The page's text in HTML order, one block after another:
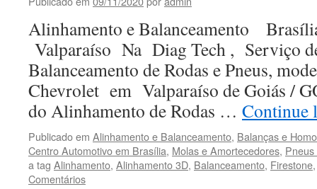
Alinhamento e Balanceamento
Valparaíso Na Diag Tech , Serviço
Balanceamento de Rodas e Pneus,
Chevrolet em Valparaíso de Goiás /
do Alinhamento de Rodas … Continue
Publicado em Alinhamento e Balanceamento, Balanças e
Centro Automotivo em Brasília, Molas e Amortecedores,
a tag Alinhamento, Alinhamento 3D, Balanceamento, Firestone
Comentários